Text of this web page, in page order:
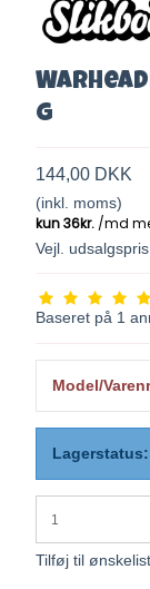
g
144,00 DKK
(inkl. moms)
Vejl.
Baseret på 1
Model/
Lagerstatus:
Tilføj til